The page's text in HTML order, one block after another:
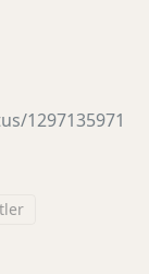
1297135971